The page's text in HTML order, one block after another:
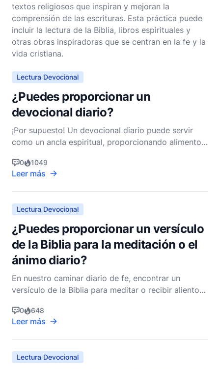
textos religiosos que inspiran y mejoran la
comprensión de las escrituras. Esta práctica puede
incluir la lectura de la Biblia, libros espirituales y
otras obras inspiradoras que se centran en la fe y la
vida cristiana.
Lectura Devocional
¿Puedes proporcionar un
devocional diario?
¡Por supuesto! Un devocional diario puede servir
como un ancla espiritual, proporcionando alimento
continuación, se presenta un devocional diseñado
para ayudarte a reflexionar sobre la Palabra de
Dios, profundizar tu relación con Él y aplicar
principios bíb
0 1049
Leer más
Lectura Devocional
¿Puedes proporcionar un versículo
de la Biblia para la meditación o el
ánimo diario?
En nuestro caminar diario de fe, encontrar un
versículo de la Biblia para meditar o recibir aliento
Dios y obtener fuerzas para el día que tenemos por
delante. Un versículo que ha sido fuente de
inspiración y consuelo para muchos creyentes es
Filipenses
0 648
Leer más
Lectura Devocional